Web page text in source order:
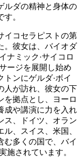
ルダの精神と身体の
。
イコセラピストの第
。彼女は、バイオダ
ナミック·サイコロ
ージを展開し始め
トンにゲルダ·ボイ
人が訪れ、彼女の下
を拠点とし、ヨーロ
成や講演に力を入れ
ス、ドイツ、オラン
、スイス、米国、
む多くの国で、バイ
施されています。